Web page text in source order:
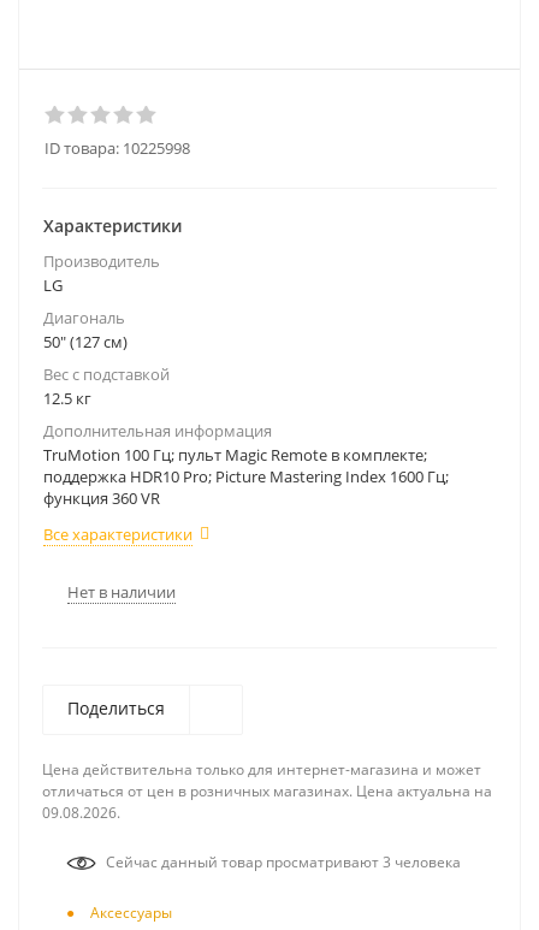
ID товара: 10225998
Характеристики
Производитель
LG
Диагональ
50" (127 см)
Вес с подставкой
12.5 кг
Дополнительная информация
TruMotion 100 Гц; пульт Magic Remote в комплекте;
поддержка HDR10 Pro; Picture Mastering Index 1600 Гц;
функция 360 VR
Все характеристики
Нет в наличии
Поделиться
Цена действительна только для интернет-магазина и может
отличаться от цен в розничных магазинах. Цена актуальна на
09.08.2026.
Сейчас данный товар просматривают 3 человека
Аксесcуары